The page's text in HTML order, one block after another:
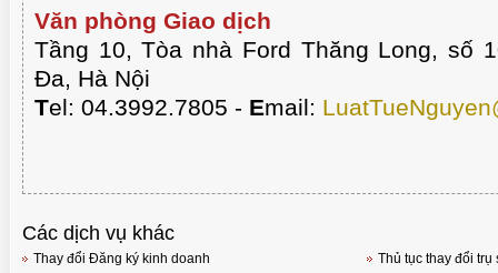
Văn phòng Giao dịch
Tầng 10, Tòa nhà Ford Thăng Long, số
Đa, Hà Nội
Tel: 04.3992.7805 - Email:
Các dịch vụ khác
Thay đổi Đăng ký kinh doanh
Thủ tục thay đổi